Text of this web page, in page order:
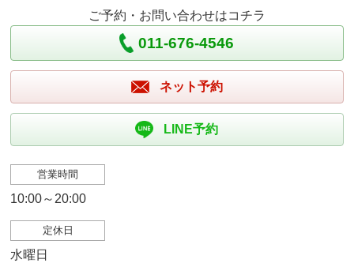
ご予約・お問い合わせはコチラ
011-676-4546
ネット予約
LINE予約
営業時間
10:00～20:00
定休日
水曜日